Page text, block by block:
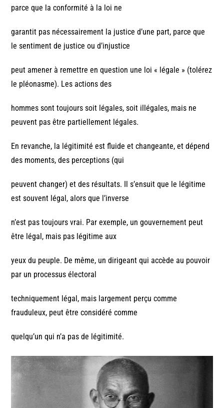
parce que la conformité à la loi ne
garantit pas nécessairement la justice d’une part, parce que
le sentiment de justice ou d’injustice
peut amener à remettre en question une loi « légale » (tolérez
le pléonasme). Les actions des
hommes sont toujours soit légales, soit illégales, mais ne
peuvent pas être partiellement légales.
En revanche, la légitimité est fluide et changeante, et dépend
des moments, des perceptions (qui
peuvent changer) et des résultats. Il s’ensuit que le légitime
est souvent légal, alors que l’inverse
n’est pas toujours vrai. Par exemple, un gouvernement peut
être légal, mais pas légitime aux
yeux du peuple. De même, un dirigeant qui accède au pouvoir
par un processus électoral
techniquement légal, mais largement perçu comme
frauduleux, peut être considéré comme
quelqu’un qui n’a pas de légitimité.